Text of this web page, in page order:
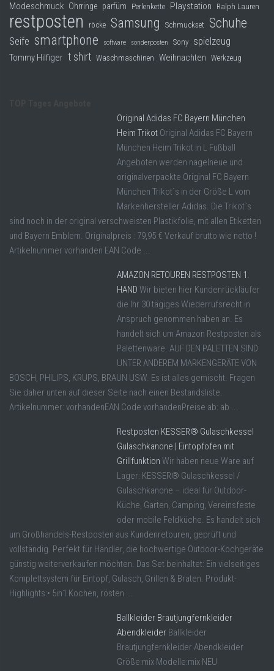
Modeschmuck Ohrringe parfüm Perlenkette Playstation Ralph Lauren
restposten röcke Samsung Schmuckset Schuhe
Seife smartphone software sonderposten Sony spielzeug
Tommy Hilfiger t shirt Waschmaschinen Weihnachten Werkzeug
Original Adidas FC Bayern München
Heim Trikot Original Adidas FC Bayern
München Heim Trikot in L Fußball
Angeboten werden nagelneue und
originalverpackte Original FC Bayern
München Trikot`s in der Größe L vom
Markenhersteller Adidas. Die Trikot`s
sind noch in der original verschweisten Plastikfolie, mit allen Etiketten
und Bayern Emblem. Originalpreis : 79,95 € Verkauf brutto wie netto !
Artikelnummer vorhanden EAN Code ...
AMAZON RETOUREN RESTPOSTEN 1.
HAND Wir bieten hier Kundenrückläufer
die Ihr 30 tägiges Wiederrufsrecht in
Anspruch genommen haben an. Es
handelt sich um Amazon Restposten als
Palettenware. AUF DEN PALETTEN SIND
UNTER ANDEREM MARKENGERÄTE VON
BOSCH, PHILIPS, KRUPS, BRAUN USW. Es ist alles gemischt. Fragen
Sie daher unten auf dieser Seite nach einen Bestandsliste.
Artikelnummer: vorhandenEAN Code vorhandenPreise ab: ab ...
Restposten KESSER® Gulaschkessel
Gulaschkanone | Eintopfofen mit
Grillfunktion Wir haben neue Ware auf
Lager: KESSER® Gulaschkessel /
Gulaschkanone – ideal für Outdoor-
Küche, Garten, Camping, Vereinsfeste
oder mobile Feldküche. Es handelt sich
um Großhandels-Restposten aus Kundenretouren, geprüft und
vollständig. Perfekt für Händler, die hochwertige Outdoor-Kochgeräte
günstig weiterverkaufen möchten. Das Set beinhaltet: Ein vielseitiges
Komplettsystem für Eintopf, Gulasch, Grillen & Braten. Produkt-
Highlights:• 5in1 Kochen, rösten ...
Ballkleider Brautjungfernkleider
Abendkleider Ballkleider
Brautjungfernkleider Abendkleider
Größe:mix Modelle:mix NEU